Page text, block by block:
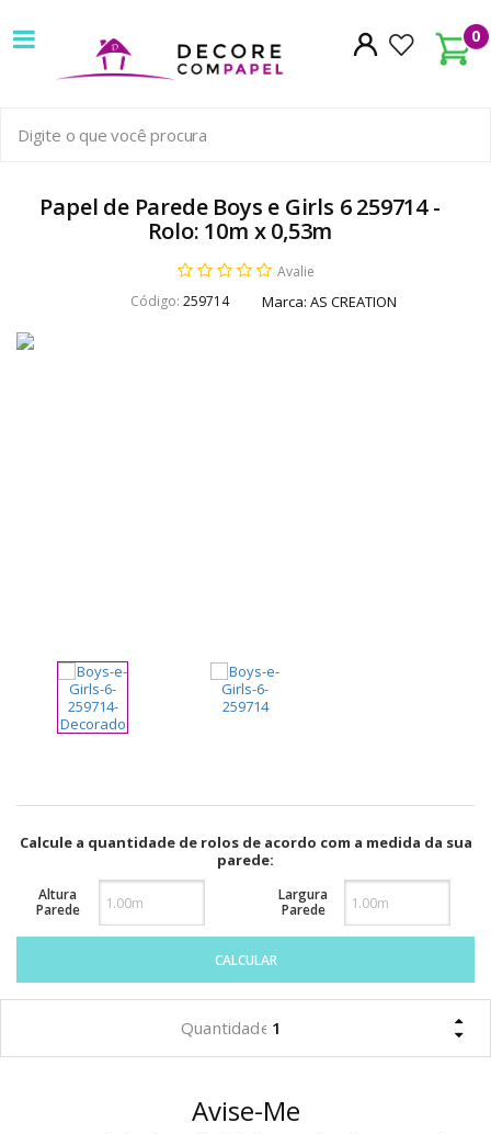
0
Decore
com
papel
pioneira
venda
Papel de Parede Boys e Girls 6 259714 -
Rolo: 10m x 0,53m
Avalie
Código: 259714 Marca: AS CREATION
Calcule a quantidade de rolos de acordo com a medida da sua
parede:
Altura
Parede
Largura
Parede
CALCULAR
Avise-Me